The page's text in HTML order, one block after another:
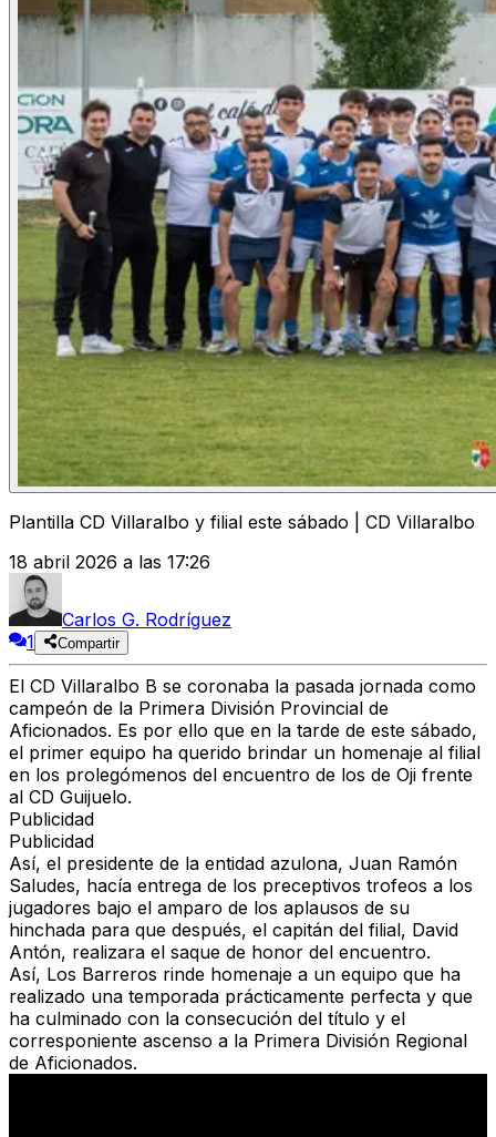
Plantilla CD Villaralbo y filial este sábado | CD Villaralbo
18 abril 2026 a las 17:26
Carlos G. Rodríguez
1
Compartir
El CD Villaralbo B se coronaba la pasada jornada como
campeón de la Primera División Provincial de
Aficionados. Es por ello que en la tarde de este sábado,
el primer equipo ha querido brindar un homenaje al filial
en los prolegómenos del encuentro de los de Oji frente
al CD Guijuelo.
Publicidad
Publicidad
Así, el presidente de la entidad azulona, Juan Ramón
Saludes, hacía entrega de los preceptivos trofeos a los
jugadores bajo el amparo de los aplausos de su
hinchada para que después, el capitán del filial, David
Antón, realizara el saque de honor del encuentro.
Así, Los Barreros rinde homenaje a un equipo que ha
realizado una temporada prácticamente perfecta y que
ha culminado con la consecución del título y el
corresponiente ascenso a la Primera División Regional
de Aficionados.